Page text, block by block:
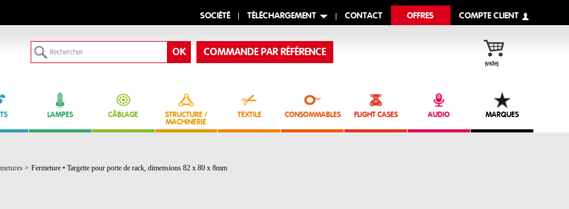
SOCIÉTÉ TÉLÉCHARGEMENT CONTACT OFFRES COMPTE CLIENT
(vide)
COMMANDE PAR RÉFÉRENCE
LAMPES CÂBLAGE
STRUCTURE /
MACHINERIE
TEXTILE CONSOMMABLES FLIGHT CASES AUDIO MARQUES
> Fermeture • Targette pour porte de rack, dimensions 82 x 80 x 8mm